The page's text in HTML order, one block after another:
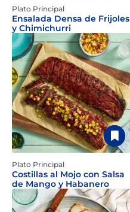
Plato Principal
Ensalada Densa de Frijoles
y Chimichurri
Plato Principal
Costillas al Mojo con Salsa
de Mango y Habanero